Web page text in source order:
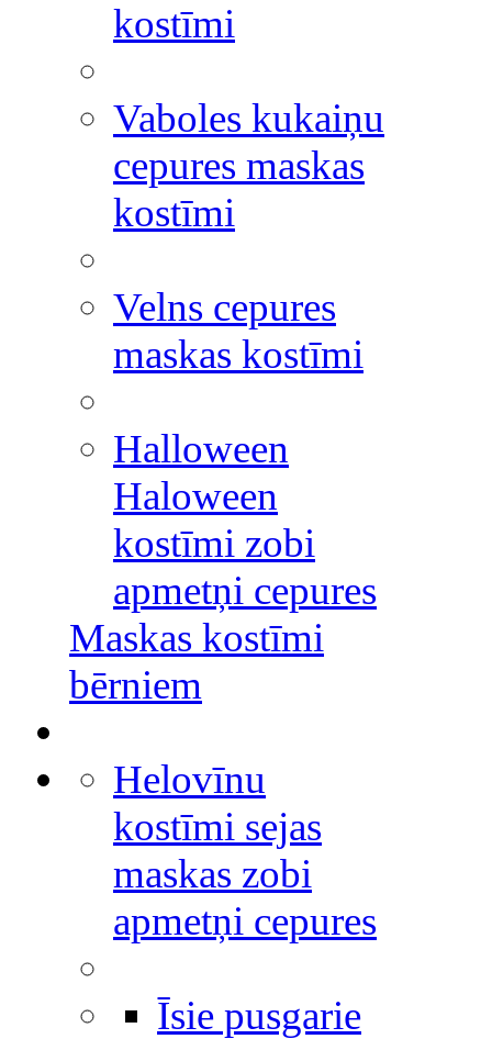
kostīmi
Vaboles kukaiņu
cepures maskas
kostīmi
Velns cepures
maskas kostīmi
Halloween
Haloween
kostīmi zobi
apmetņi cepures
Maskas kostīmi
bērniem
Helovīnu
kostīmi sejas
maskas zobi
apmetņi cepures
Īsie pusgarie